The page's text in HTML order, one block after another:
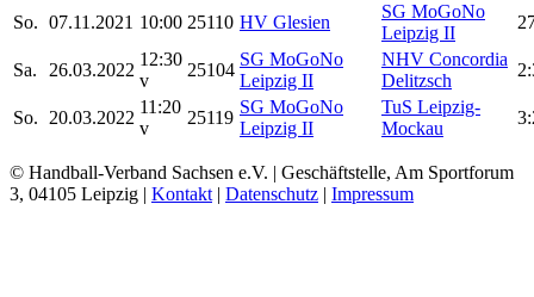
So. 07.11.2021 10:00 25110 HV Glesien
SG MoGoNo
Leipzig II
Sa. 26.03.2022
12:30
v
25104
SG MoGoNo
Leipzig II
NHV Concordia
Delitzsch
So. 20.03.2022
11:20
v
25119
SG MoGoNo
Leipzig II
TuS Leipzig-
Mockau
© Handball-Verband Sachsen e.V. | Geschäftstelle, Am Sportforum
3, 04105 Leipzig | Kontakt | Datenschutz | Impressum